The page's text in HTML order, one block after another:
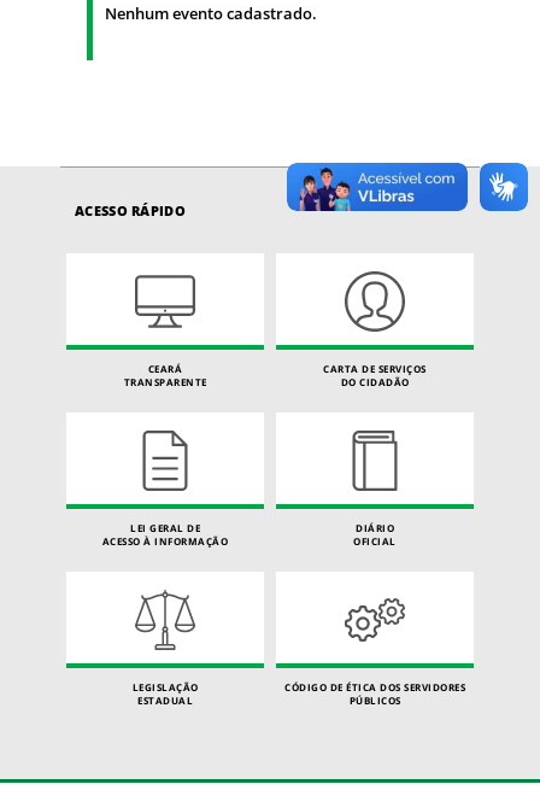
Nenhum evento cadastrado.
ACESSO RÁPIDO
CEARÁ
TRANSPARENTE
CARTA DE SERVIÇOS
DO CIDADÃO
LEI GERAL DE
ACESSO À INFORMAÇÃO
DIÁRIO
OFICIAL
LEGISLAÇÃO
ESTADUAL
CÓDIGO DE ÉTICA DOS SERVIDORES
PÚBLICOS